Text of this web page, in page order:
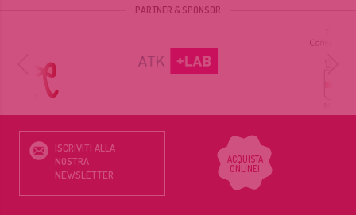
PARTNER & SPONSOR
ISCRIVITI ALLA
NOSTRA
NEWSLETTER
ACQUISTA
ONLINE!